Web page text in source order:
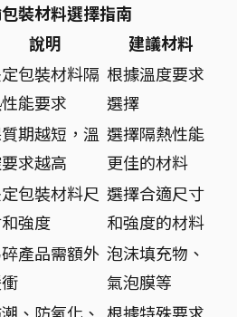
裝材料選擇指南
說明 建議材料
包裝材料隔
能要求
根據溫度要求
選擇
期越短，溫
求越高
選擇隔熱性能
更佳的材料
包裝材料尺
強度
選擇合適尺寸
和強度的材料
產品需額外 泡沫填充物、
氣泡膜等